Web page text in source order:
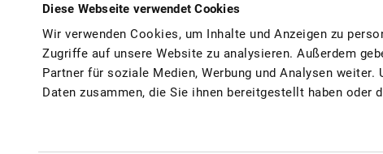
Diese Webseite verwendet Cookies
Wir verwenden Cookies, um Inhalte und Anzeigen zu
Zugriffe auf unsere Website zu analysieren. Außerdem
Partner für soziale Medien, Werbung und Analysen
Daten zusammen, die Sie ihnen bereitgestellt haben oder
Vermarktung, Werbung, Qualität, Information, Aus- und Weiterbildung,
© Schweizer Obstverband